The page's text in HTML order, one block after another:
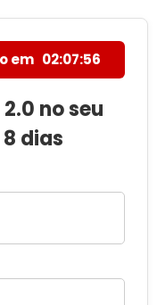
em 02:07:55
no seu
dias